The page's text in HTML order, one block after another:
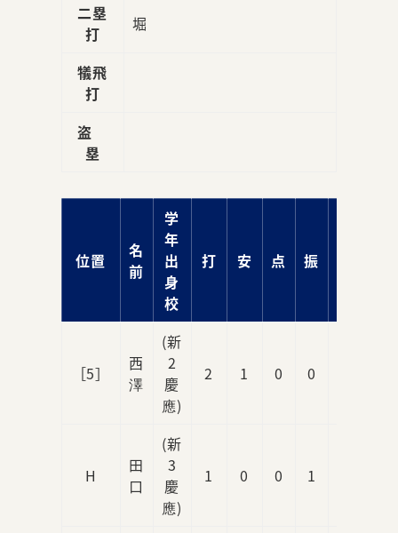
二塁
打
堀
犠飛
打
盗
塁
位置
名
前
学
年
出
身
校
打 安 点 振
［5］
西
澤
(新
2
慶
應)
2 1 0 0
H
田
口
(新
3
慶
應)
1 0 0 1